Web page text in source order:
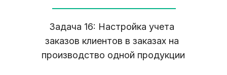
Задача 16: Настройка учета
заказов клиентов в заказах на
производство одной продукции